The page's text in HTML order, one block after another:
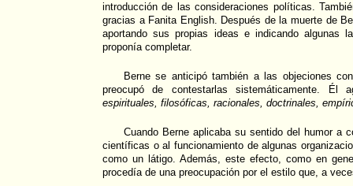
introducción de las consideraciones políticas.
gracias a Fanita English. Después de la muerte de
aportando sus propias ideas e indicando algunas
proponía completar.
Berne se anticipó también a las objeciones
preocupó de contestarlas sistemáticamente. Él
espirituales, filosóficas, racionales, doctrinales,
Cuando Berne aplicaba su sentido del humor a
científicas o al funcionamiento de algunas
como un látigo. Además, este efecto, como en
procedía de una preocupación por el estilo que, a